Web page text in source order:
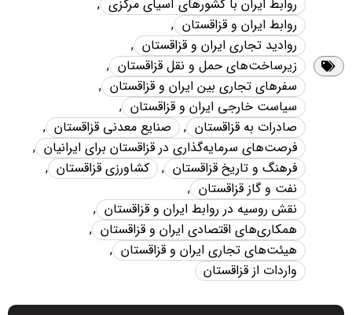
روابط ایران با کشورهای آسیای مرکزی ,
روابط ایران و قزاقستان ,
روادید تجاری ایران و قزاقستان ,
زیرساخت‌های حمل و نقل قزاقستان ,
سفرهای تجاری بین ایران و قزاقستان ,
سیاست خارجی ایران و قزاقستان ,
صادرات به قزاقستان , صنایع معدنی قزاقستان ,
فرصت‌های سرمایه‌گذاری در قزاقستان برای ایرانیان ,
فرهنگ و تاریخ قزاقستان , کشاورزی قزاقستان ,
نفت و گاز قزاقستان ,
نقش روسیه در روابط ایران و قزاقستان ,
همکاری‌های اقتصادی ایران و قزاقستان ,
هیئت‌های تجاری ایران و قزاقستان ,
واردات از قزاقستان